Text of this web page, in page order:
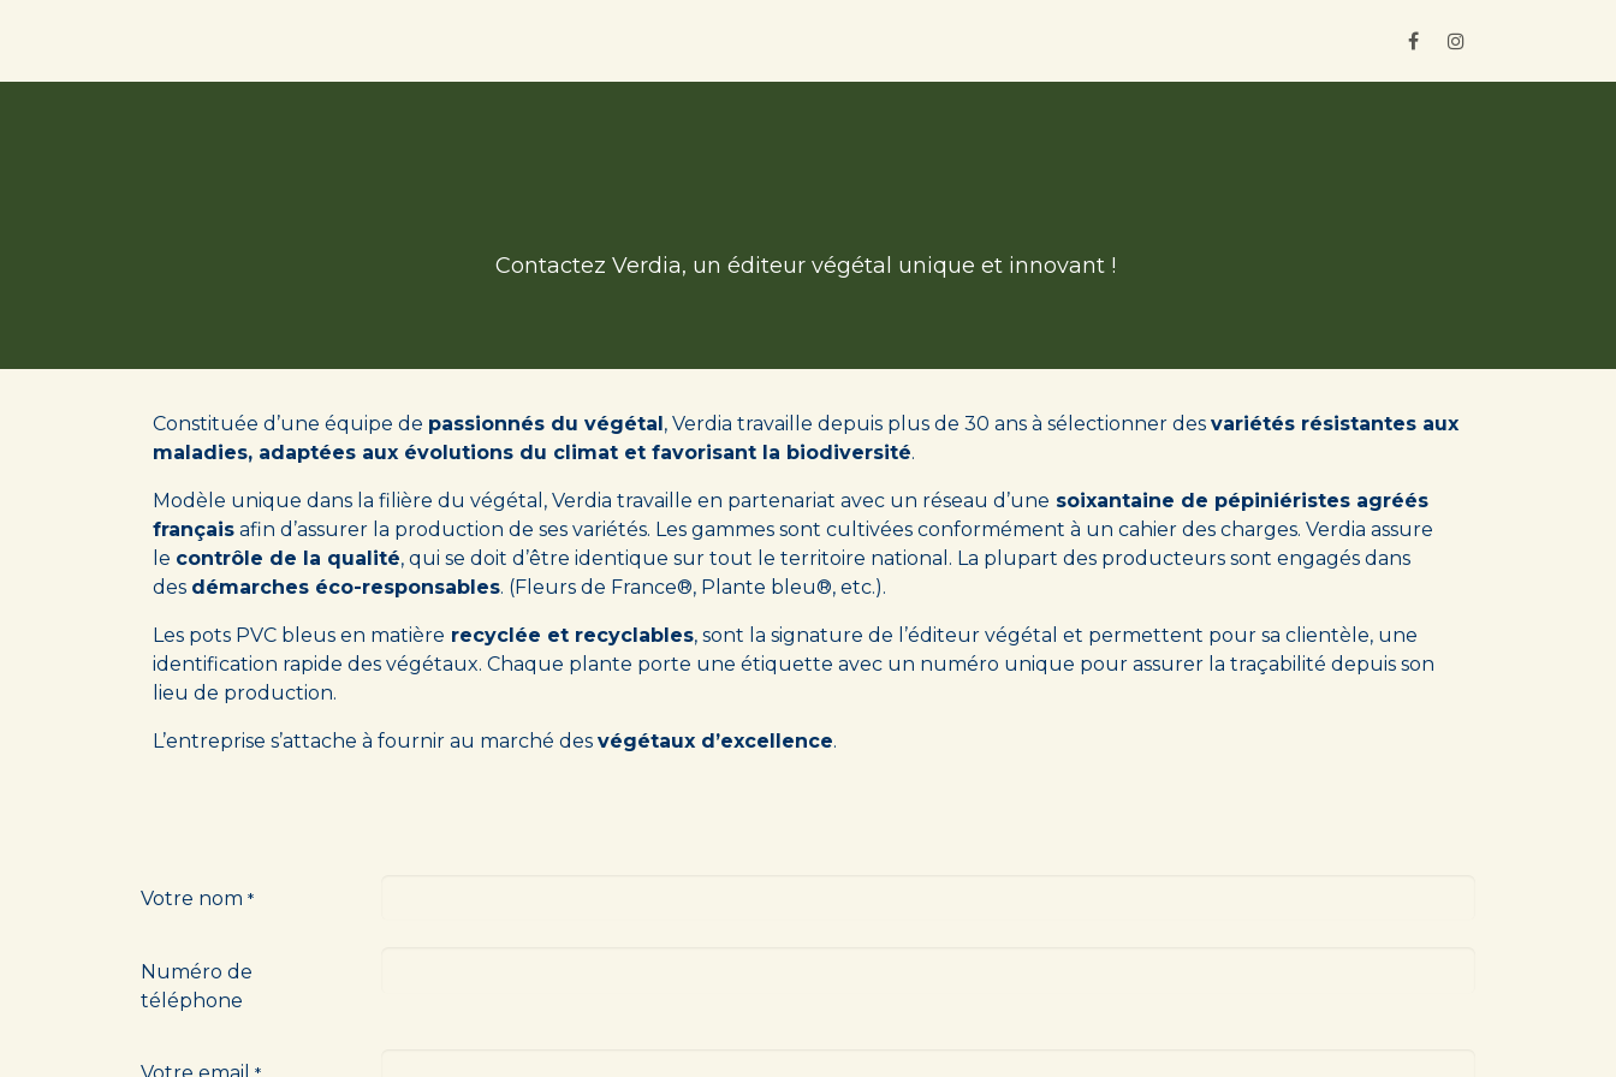
Contactez Verdia, un éditeur végétal unique et innovant !
Constituée d’une équipe de passionnés du végétal, Verdia travaille depuis plus de 30 ans à sélectionner des variétés résistantes aux
maladies, adaptées aux évolutions du climat et favorisant la biodiversité.
Modèle unique dans la filière du végétal, Verdia travaille en partenariat avec un réseau d’une soixantaine de pépiniéristes agréés
français afin d’assurer la production de ses variétés. Les gammes sont cultivées conformément à un cahier des charges. Verdia assure
le contrôle de la qualité, qui se doit d’être identique sur tout le territoire national. La plupart des producteurs sont engagés dans
des démarches éco-responsables. (Fleurs de France®, Plante bleu®, etc.).
Les pots PVC bleus en matière recyclée et recyclables, sont la signature de l’éditeur végétal et permettent pour sa clientèle, une
identification rapide des végétaux. Chaque plante porte une étiquette avec un numéro unique pour assurer la traçabilité depuis son
lieu de production.
L’entreprise s’attache à fournir au marché des végétaux d’excellence.
Votre nom *
Numéro de
téléphone